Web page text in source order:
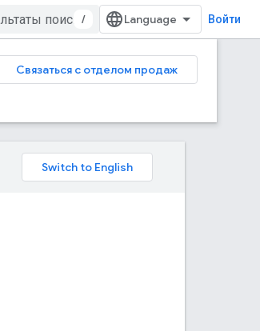
/ Войти
Связаться с отделом продаж